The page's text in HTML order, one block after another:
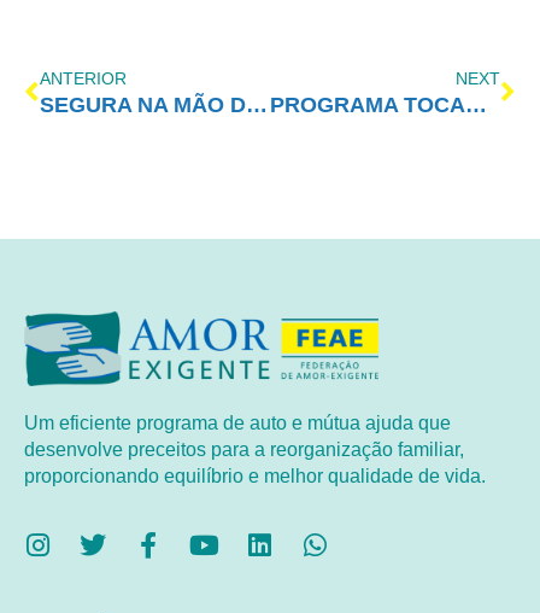
ANTERIOR
SEGURA NA MÃO DE DEUS
NEXT
PROGRAMA TOCANDO EM FRENTE FAMÍLIA COM AE (17/09)
Um eficiente programa de auto e mútua ajuda que
desenvolve preceitos para a reorganização familiar,
proporcionando equilíbrio e melhor qualidade de vida.